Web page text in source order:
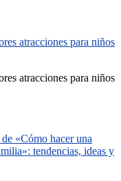
atracciones para niños
atracciones para niños
«Cómo hacer una
tendencias, ideas y